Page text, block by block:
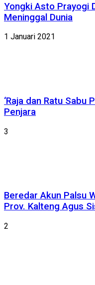
Yongki Asto Prayogi
Meninggal Dunia
1 Januari 2021
‘Raja dan Ratu Sabu
Penjara
3
Beredar Akun Palsu
Prov. Kalteng Agus
2